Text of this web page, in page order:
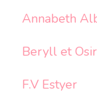
Annabeth
Beryll et
F.V Estyer